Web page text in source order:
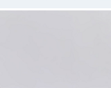
leistungsfähigeren
eine eigene Siri-
klassische App-